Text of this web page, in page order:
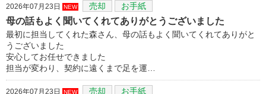
2026年07月23日 NEW 売却 お手紙
母の話もよく聞いてくれてありがとうございました
最初に担当してくれた森さん、母の話もよく聞いてくれてありがと
うございました
安心してお任せできました
担当が変わり、契約に遠くまで足を運…
2026年07月23日 NEW 売却 お手紙